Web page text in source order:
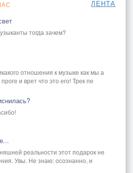
ЛЕНТА
тогда зачем?
отношения к музыке как мы а
и врет что это его! Трек пе
реальности этот подарок не
Увы. Не знаю: осознанно, и